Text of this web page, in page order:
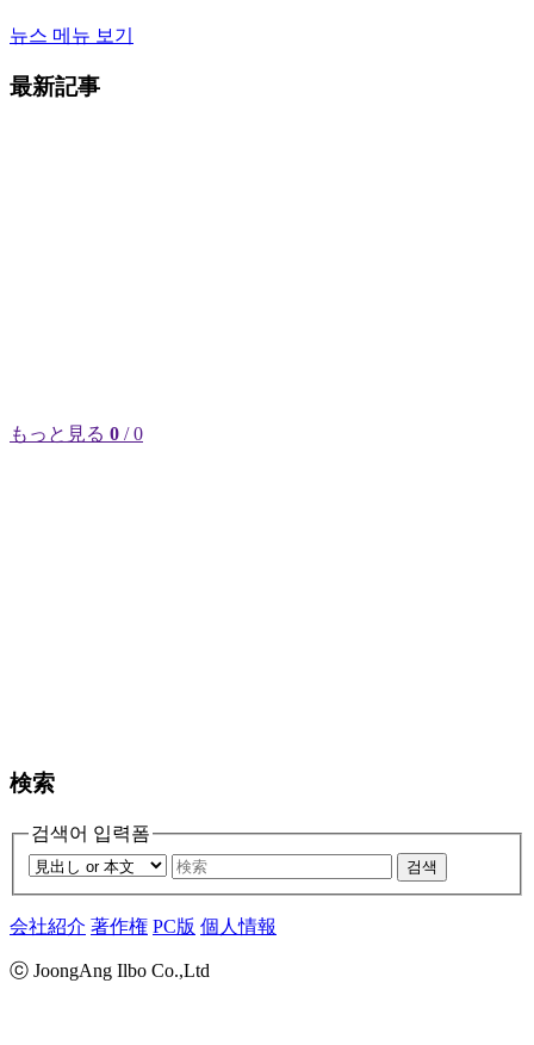
뉴스 메뉴 보기
最新記事
もっと見る 0 / 0
検索
검색어 입력폼
검색
会社紹介 著作権 PC版 個人情報
ⓒ JoongAng Ilbo Co.,Ltd